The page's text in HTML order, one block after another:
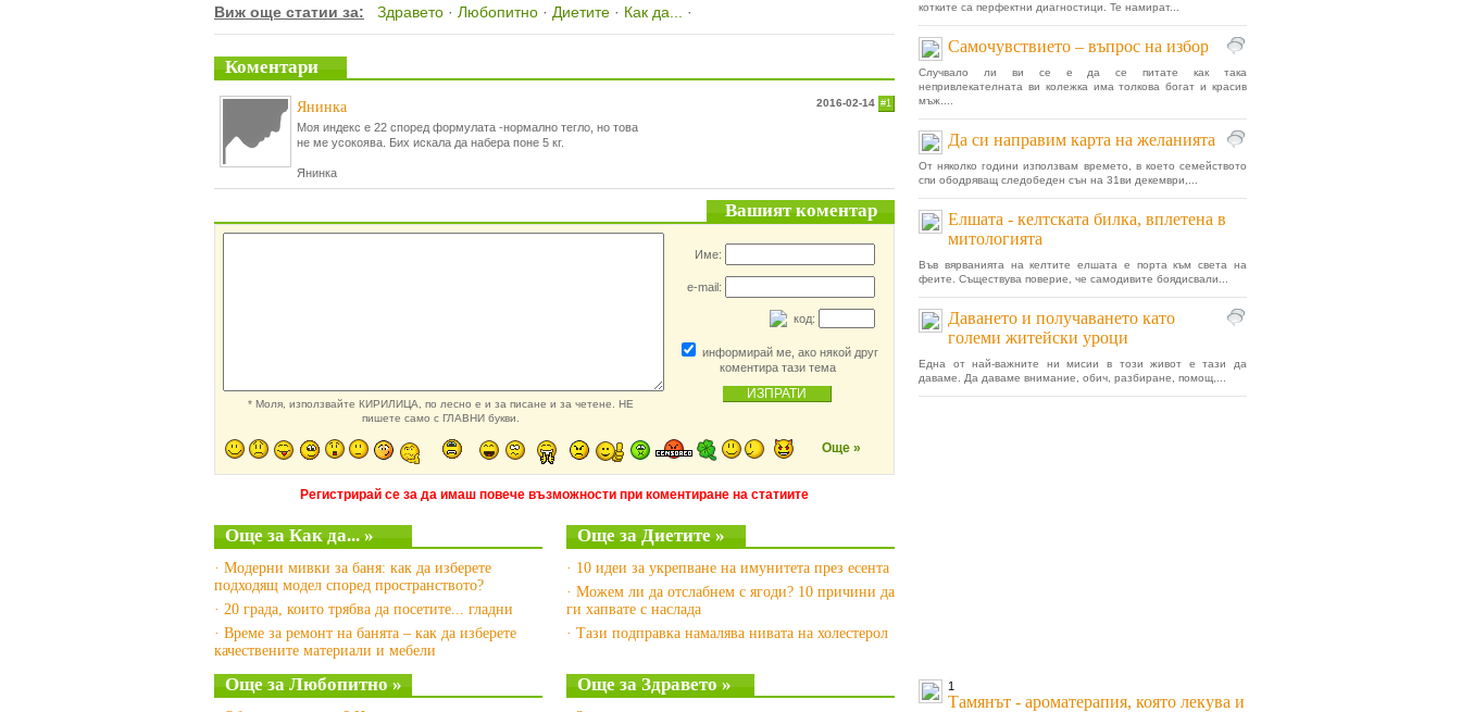
Виж още статии за: Здравето · Любопитно · Диетите · Как да... ·
Коментари
2016-02-14 #1
Янинка
Моя индекс е 22 според формулата -нормално тегло, но това
не ме усокоява. Бих искала да набера поне 5 кг.
Янинка
Вашият коментар
* Моля, използвайте КИРИЛИЦА, по лесно е и за писане и за четене. НЕ
пишете само с ГЛАВНИ букви.
Име:
e-mail:
код:
информирай ме, ако някой друг
коментира тази тема
Още »
Регистрирай се за да имаш повече възможности при коментиране на статиите
Още за Как да... »
· Модерни мивки за баня: как да изберете
подходящ модел според пространството?
· 20 града, които трябва да посетите... гладни
· Време за ремонт на банята – как да изберете
качествените материали и мебели
Още за Диетите »
· 10 идеи за укрепване на имунитета през есента
· Можем ли да отслабнем с ягоди? 10 причини да
ги хапвате с наслада
· Тази подправка намалява нивата на холестерол
Още за Любопитно » Още за Здравето »
котките са перфектни диагностици. Те намират...
Самочувствието – въпрос на избор
Случвало ли ви се е да се питате как така
непривлекателната ви колежка има толкова богат и красив
мъж....
Да си направим карта на желанията
От няколко години използвам времето, в което семейството
спи ободряващ следобеден сън на 31ви декември,...
Елшата - келтската билка, вплетена в
митологията
Във вярванията на келтите елшата е порта към света на
феите. Съществува поверие, че самодивите боядисвали...
Даването и получаването като
големи житейски уроци
Една от най-важните ни мисии в този живот е тази да
даваме. Да даваме внимание, обич, разбиране, помощ,...
1
Тамянът - ароматерапия, която лекува и